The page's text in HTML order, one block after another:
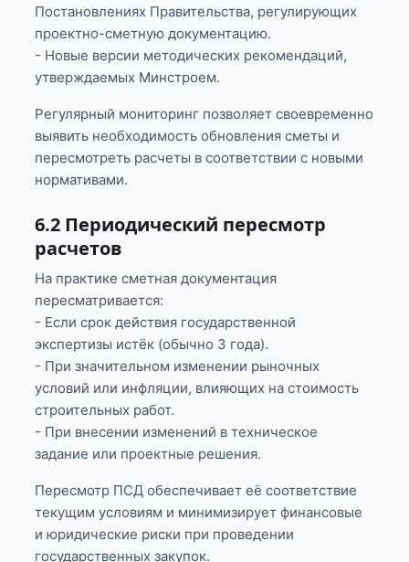
Постановлениях Правительства, регулирующих
проектно-сметную документацию.
- Новые версии методических рекомендаций,
утверждаемых Минстроем.
Регулярный мониторинг позволяет своевременно
выявить необходимость обновления сметы и
пересмотреть расчеты в соответствии с новыми
нормативами.
6.2 Периодический пересмотр
расчетов
На практике сметная документация
пересматривается:
- Если срок действия государственной
экспертизы истёк (обычно 3 года).
- При значительном изменении рыночных
условий или инфляции, влияющих на стоимость
строительных работ.
- При внесении изменений в техническое
задание или проектные решения.
Пересмотр ПСД обеспечивает её соответствие
текущим условиям и минимизирует финансовые
и юридические риски при проведении
государственных закупок.